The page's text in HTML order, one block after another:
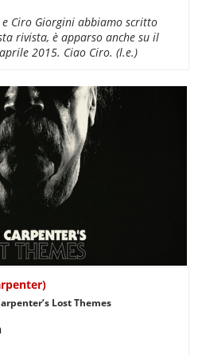
e Ciro Giorgini abbiamo scritto
rivista, è apparso anche su il
2015. Ciao Ciro. (l.e.)
Lost Themes